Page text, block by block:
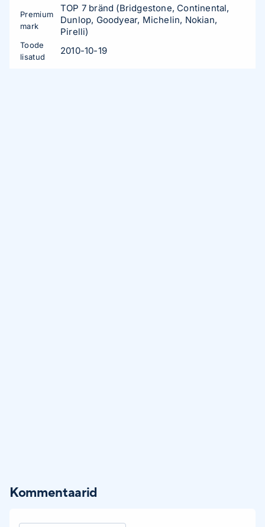
Premium
mark
TOP 7 bränd (Bridgestone, Continental,
Dunlop, Goodyear, Michelin, Nokian,
Pirelli)
Toode
lisatud
2010-10-19
Kommentaarid